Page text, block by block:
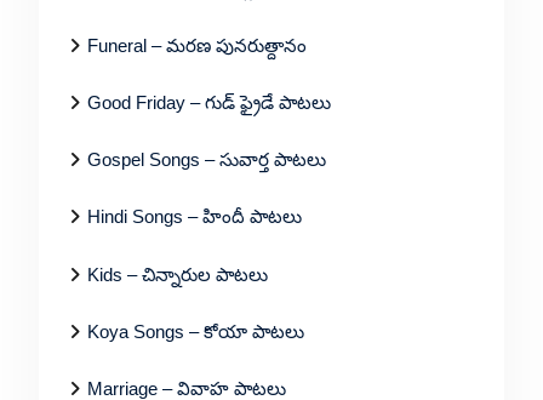
Funeral – మరణ పునరుత్దానం
Good Friday – గుడ్ ఫ్రైడే పాటలు
Gospel Songs – సువార్త పాటలు
Hindi Songs – హిందీ పాటలు
Kids – చిన్నారుల పాటలు
Koya Songs – కోయా పాటలు
Marriage – వివాహ పాటలు